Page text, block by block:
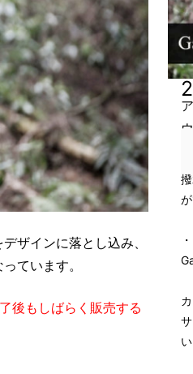
ザインに落とし込み、
ています。
後もしばらく販売する
い